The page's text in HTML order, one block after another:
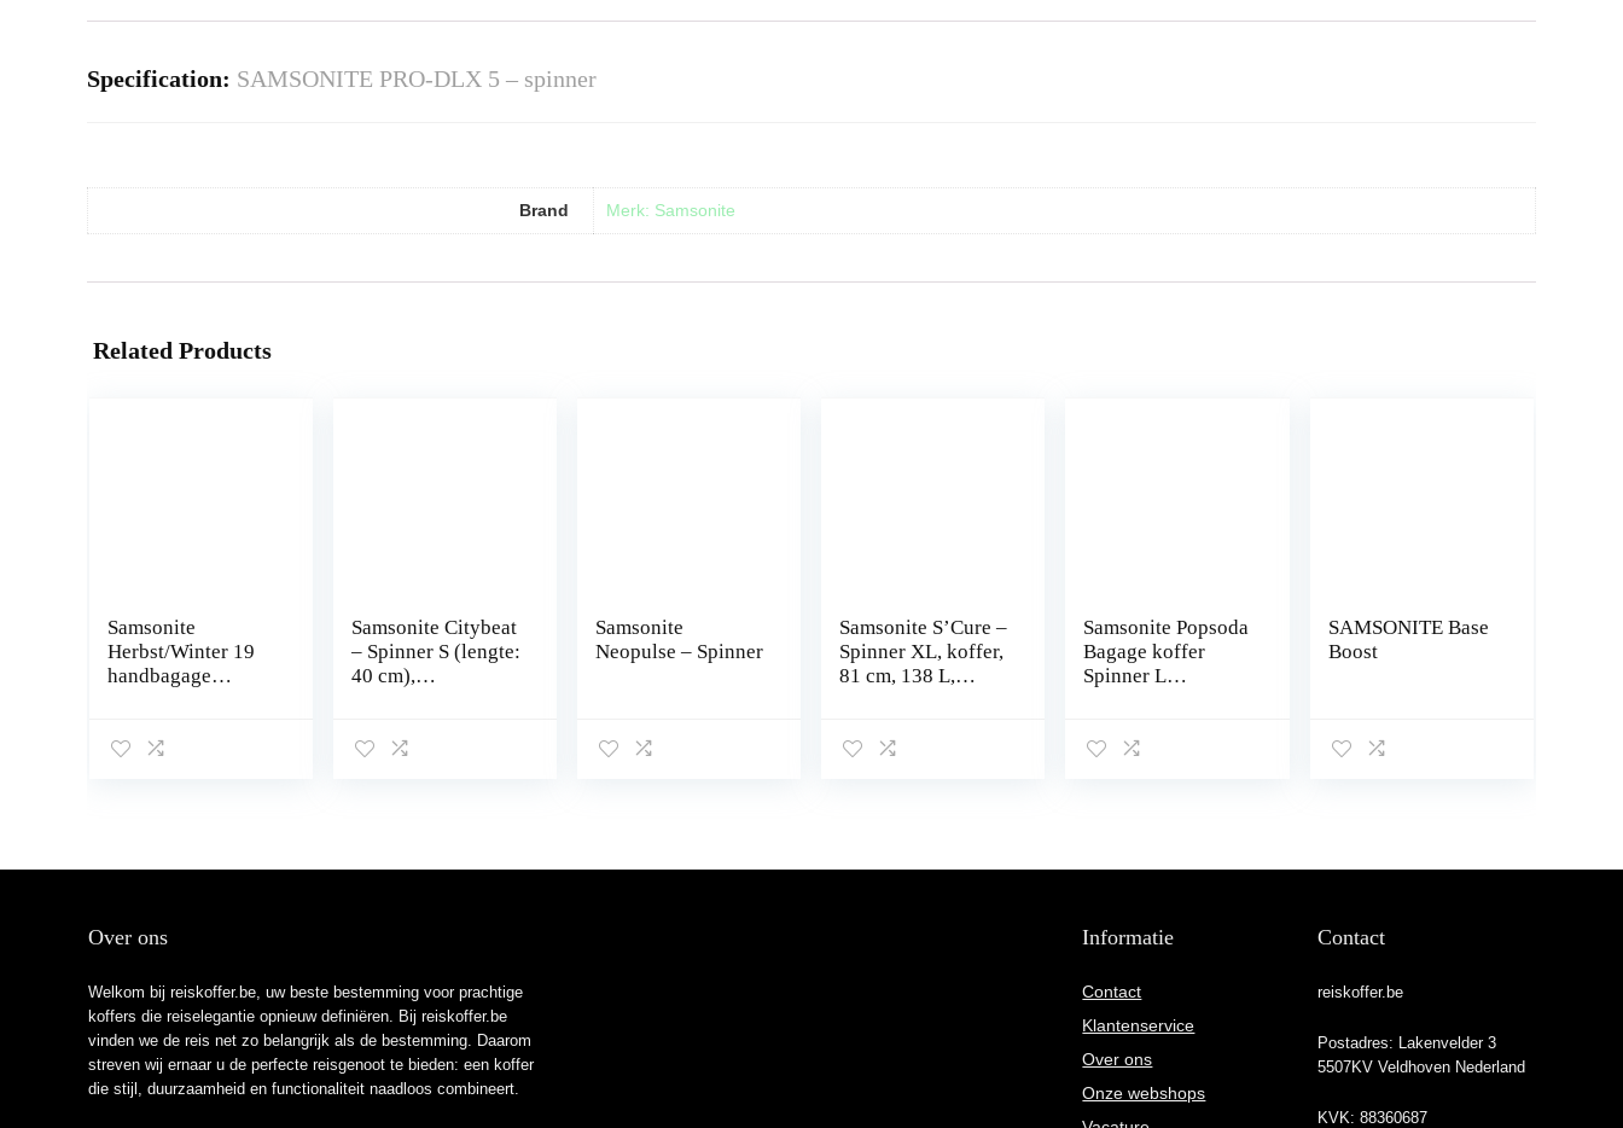
Specification: SAMSONITE PRO-DLX 5 – spinner
Brand Merk: Samsonite
Related Products
Samsonite
Herbst/Winter 19
handbagage
Samsonite Citybeat
– Spinner S (lengte:
40 cm),
(Golden Yellow),
Samsonite
Neopulse – Spinner
Samsonite S’Cure –
Spinner XL, koffer,
81 cm, 138 L,
(Petrol Blue), XL
Samsonite Popsoda
Bagage koffer
Spinner L
SAMSONITE Base
Boost
Over ons
Welkom bij reiskoffer.be, uw beste bestemming voor prachtige
koffers die reiselegantie opnieuw definiëren. Bij reiskoffer.be
vinden we de reis net zo belangrijk als de bestemming. Daarom
streven wij ernaar u de perfecte reisgenoot te bieden: een koffer
die stijl, duurzaamheid en functionaliteit naadloos combineert.
Informatie
Contact
Klantenservice
Over ons
Onze webshops
Contact
reiskoffer.be
Postadres: Lakenvelder 3
5507KV Veldhoven Nederland
KVK: 88360687